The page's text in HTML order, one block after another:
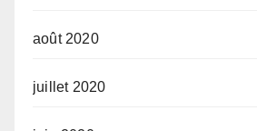
août 2020
juillet 2020